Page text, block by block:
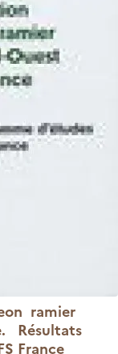
ramier
Résultats
France